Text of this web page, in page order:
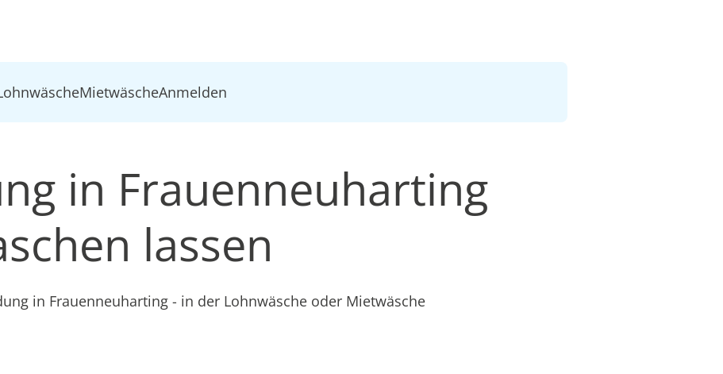
MietwäscheAnmelden
in Frauenneuharting
lassen
in Frauenneuharting - in der Lohnwäsche oder Mietwäsche